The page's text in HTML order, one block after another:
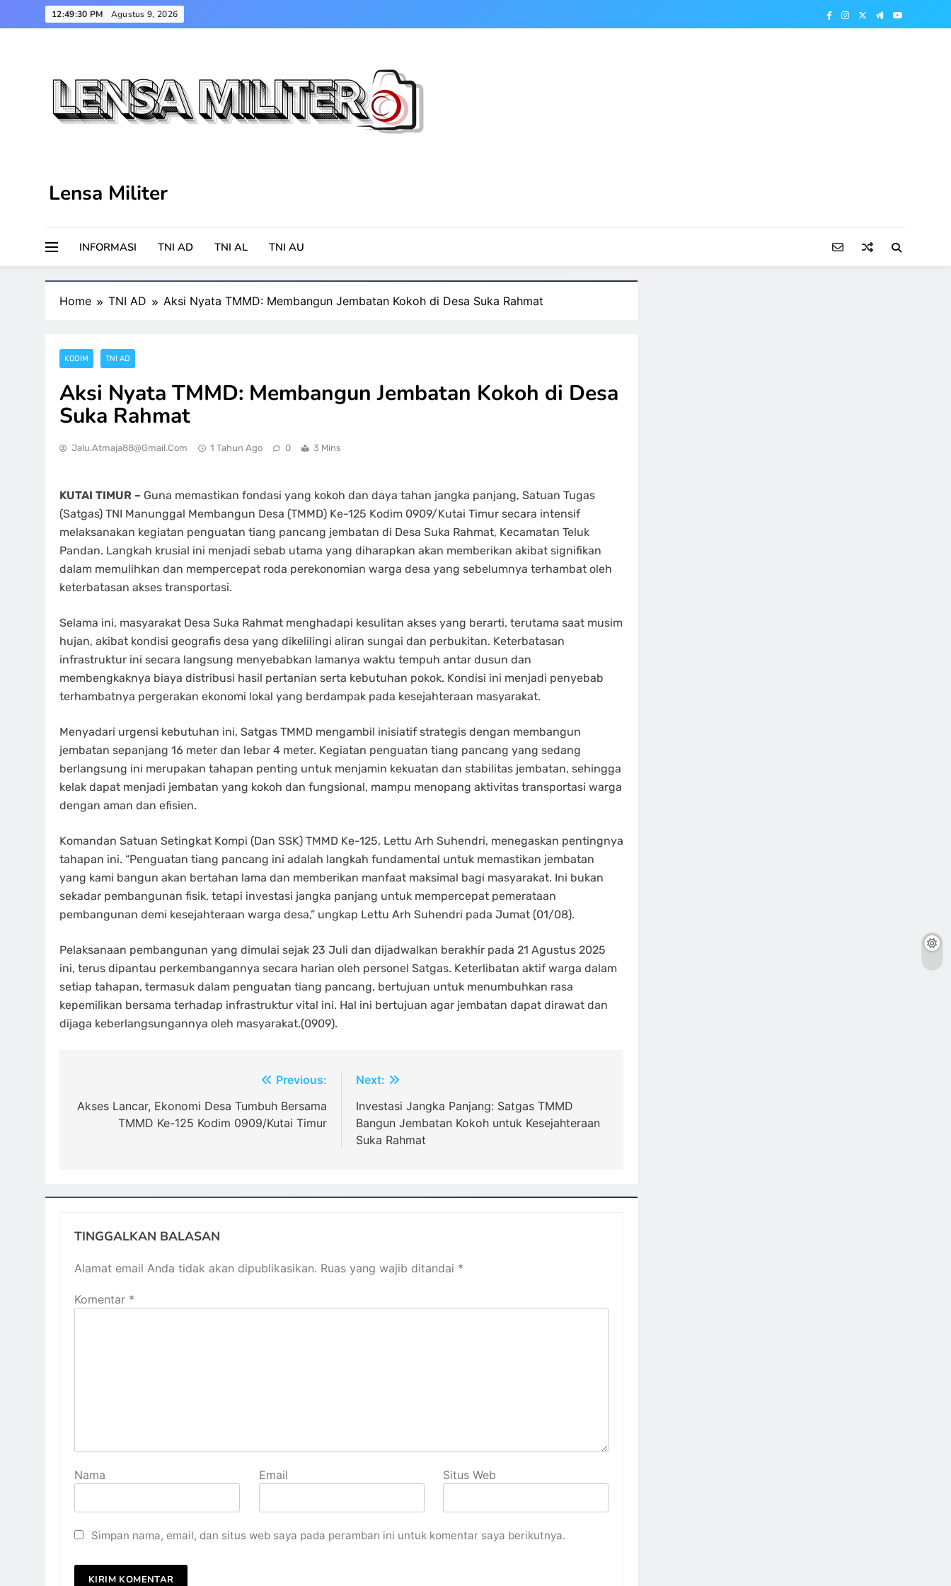
to
12:49:31 PM Agustus 9, 2026
Lensa Militer
INFORMASI TNI AD TNI AL TNI AU
Home TNI AD Aksi Nyata TMMD: Membangun Jembatan Kokoh di Desa Suka Rahmat
KODIM TNI AD
Aksi Nyata TMMD: Membangun Jembatan Kokoh di Desa
Suka Rahmat
Jalu.atmaja88@gmail.com 1 Tahun Ago 0 3 Mins
KUTAI TIMUR – Guna memastikan fondasi yang kokoh dan daya tahan jangka panjang, Satuan Tugas
(Satgas) TNI Manunggal Membangun Desa (TMMD) Ke-125 Kodim 0909/Kutai Timur secara intensif
melaksanakan kegiatan penguatan tiang pancang jembatan di Desa Suka Rahmat, Kecamatan Teluk
Pandan. Langkah krusial ini menjadi sebab utama yang diharapkan akan memberikan akibat signifikan
dalam memulihkan dan mempercepat roda perekonomian warga desa yang sebelumnya terhambat oleh
keterbatasan akses transportasi.
Selama ini, masyarakat Desa Suka Rahmat menghadapi kesulitan akses yang berarti, terutama saat musim
hujan, akibat kondisi geografis desa yang dikelilingi aliran sungai dan perbukitan. Keterbatasan
infrastruktur ini secara langsung menyebabkan lamanya waktu tempuh antar dusun dan
membengkaknya biaya distribusi hasil pertanian serta kebutuhan pokok. Kondisi ini menjadi penyebab
terhambatnya pergerakan ekonomi lokal yang berdampak pada kesejahteraan masyarakat.
Menyadari urgensi kebutuhan ini, Satgas TMMD mengambil inisiatif strategis dengan membangun
jembatan sepanjang 16 meter dan lebar 4 meter. Kegiatan penguatan tiang pancang yang sedang
berlangsung ini merupakan tahapan penting untuk menjamin kekuatan dan stabilitas jembatan, sehingga
kelak dapat menjadi jembatan yang kokoh dan fungsional, mampu menopang aktivitas transportasi warga
dengan aman dan efisien.
Komandan Satuan Setingkat Kompi (Dan SSK) TMMD Ke-125, Lettu Arh Suhendri, menegaskan pentingnya
tahapan ini. “Penguatan tiang pancang ini adalah langkah fundamental untuk memastikan jembatan
yang kami bangun akan bertahan lama dan memberikan manfaat maksimal bagi masyarakat. Ini bukan
sekadar pembangunan fisik, tetapi investasi jangka panjang untuk mempercepat pemerataan
pembangunan demi kesejahteraan warga desa,” ungkap Lettu Arh Suhendri pada Jumat (01/08).
Pelaksanaan pembangunan yang dimulai sejak 23 Juli dan dijadwalkan berakhir pada 21 Agustus 2025
ini, terus dipantau perkembangannya secara harian oleh personel Satgas. Keterlibatan aktif warga dalam
setiap tahapan, termasuk dalam penguatan tiang pancang, bertujuan untuk menumbuhkan rasa
kepemilikan bersama terhadap infrastruktur vital ini. Hal ini bertujuan agar jembatan dapat dirawat dan
dijaga keberlangsungannya oleh masyarakat.(0909).
pos
Previous:
Akses Lancar, Ekonomi Desa Tumbuh Bersama
TMMD Ke-125 Kodim 0909/Kutai Timur
Next:
Investasi Jangka Panjang: Satgas TMMD
Bangun Jembatan Kokoh untuk Kesejahteraan
Suka Rahmat
TINGGALKAN BALASAN
Alamat email Anda tidak akan dipublikasikan. Ruas yang wajib ditandai *
Komentar *
Nama Email Situs Web
Simpan nama, email, dan situs web saya pada peramban ini untuk komentar saya berikutnya.